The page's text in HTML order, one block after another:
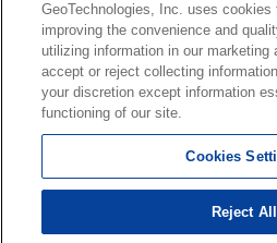
法人向け地図・位置情報サービス
図API Windows PC向け地図開発キ
サービス
MAP WORLD+ トリマ広
カーナビ地図更新サービス
MapFan スマートメンバーズ カロ
KENWOOD MapFan Club
GeoTechnologies, Inc. uses cookies
improving the convenience and
utilizing information in our marketing
accept or reject collecting
your discretion except information
functioning of our site.
Cookies
Reject All